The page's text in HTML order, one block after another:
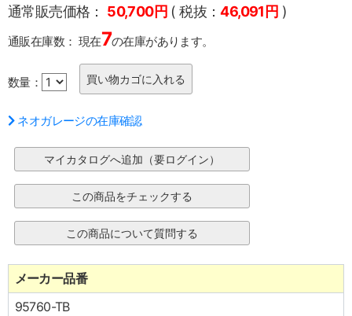
通常販売価格： 50,700円 ( 税抜：46,091円 )
通販在庫数： 現在7の在庫があります。
数量：
ネオガレージの在庫確認
メーカー品番
95760-TB